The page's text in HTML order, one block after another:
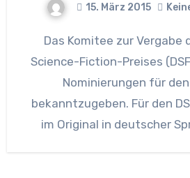
15. März 2015
Das Komitee zur Vergabe des Deutschen
Science-Fiction-Preises
Nominierungen für den
bekanntzugeben. Für den
im Original in deutscher